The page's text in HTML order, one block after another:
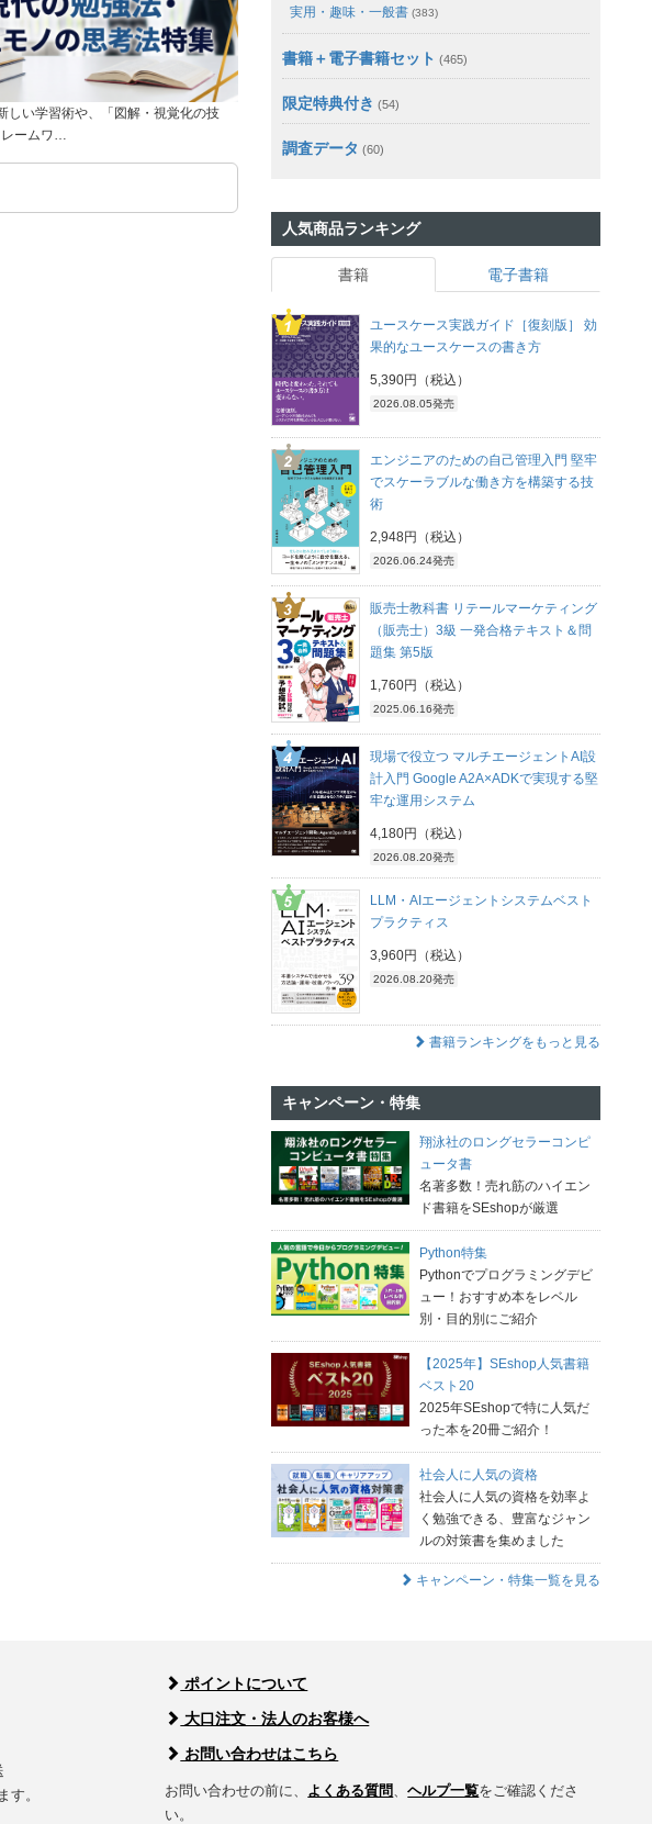
しい学習術や、「図解・視覚化の技
レームワ…
実用・趣味・一般書 (383)
書籍＋電子書籍セット (465)
限定特典付き (54)
調査データ (60)
人気商品ランキング
書籍 電子書籍
ユースケース実践ガイド［復刻版］ 効
果的なユースケースの書き方
5,390円（税込）
2026.08.05発売
エンジニアのための自己管理入門 堅牢
でスケーラブルな働き方を構築する技
術
2,948円（税込）
2026.06.24発売
販売士教科書 リテールマーケティング
（販売士）3級 一発合格テキスト＆問
題集 第5版
1,760円（税込）
2025.06.16発売
現場で役立つ マルチエージェントAI設
計入門 Google A2A×ADKで実現する堅
牢な運用システム
4,180円（税込）
2026.08.20発売
LLM・AIエージェントシステムベスト
プラクティス
3,960円（税込）
2026.08.20発売
書籍ランキングをもっと見る
キャンペーン・特集
翔泳社のロングセラーコンピ
ュータ書
名著多数！売れ筋のハイエン
ド書籍をSEshopが厳選
Python特集
Pythonでプログラミングデビ
ュー！おすすめ本をレベル
別・目的別にご紹介
【2025年】SEshop人気書籍
ベスト20
2025年SEshopで特に人気だ
った本を20冊ご紹介！
社会人に人気の資格
社会人に人気の資格を効率よ
く勉強できる、豊富なジャン
ルの対策書を集めました
キャンペーン・特集一覧を見る
。
ポイントについて
大口注文・法人のお客様へ
お問い合わせはこちら
お問い合わせの前に、 よくある質問、ヘルプ一覧をご確認くださ
い。